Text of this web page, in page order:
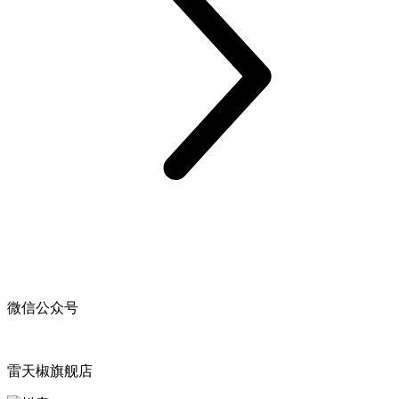
微信公众号
雷天椒旗舰店